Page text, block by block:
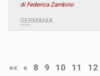
di Federica Zambino
GERMANIA
«« « 8 9 10 11 12